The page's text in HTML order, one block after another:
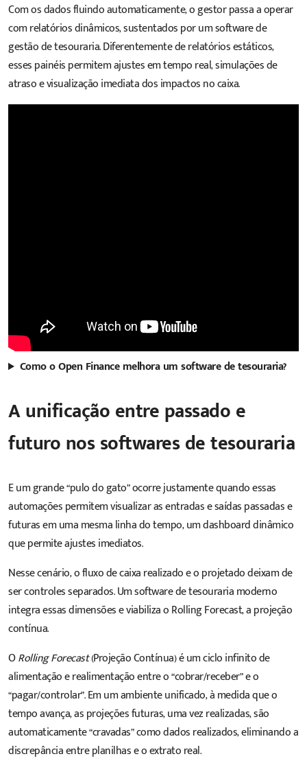
Com os dados fluindo automaticamente, o gestor passa a operar
com relatórios dinâmicos, sustentados por umsoftware de
gestão de tesouraria. Diferentemente de relatórios estáticos,
esses painéis permitem ajustes em tempo real, simulações de
atraso e visualização imediata dos impactos no caixa.
Como o Open Finance melhora um software de tesouraria?
A unificação entre passado e
futuro nos softwares de tesouraria
E um grande “pulo do gato” ocorre justamente quando essas
automações permitem visualizar as entradas e saídas passadas e
futuras em uma mesma linha do tempo, um dashboard dinâmico
que permite ajustes imediatos.
Nesse cenário, o fluxo de caixa realizado e o projetado deixam de
ser controles separados. Umsoftwarede tesouraria moderno
integra essas dimensões e viabiliza o Rolling Forecast, a projeção
contínua.
ORolling Forecast(Projeção Contínua) é um ciclo infinito de
alimentação e realimentação entre o “cobrar/receber” e o
“pagar/controlar”. Em um ambiente unificado, à medida que o
tempo avança, as projeções futuras, uma vez realizadas, são
automaticamente “cravadas” como dados realizados, eliminando a
discrepância entre planilhas e o extrato real.